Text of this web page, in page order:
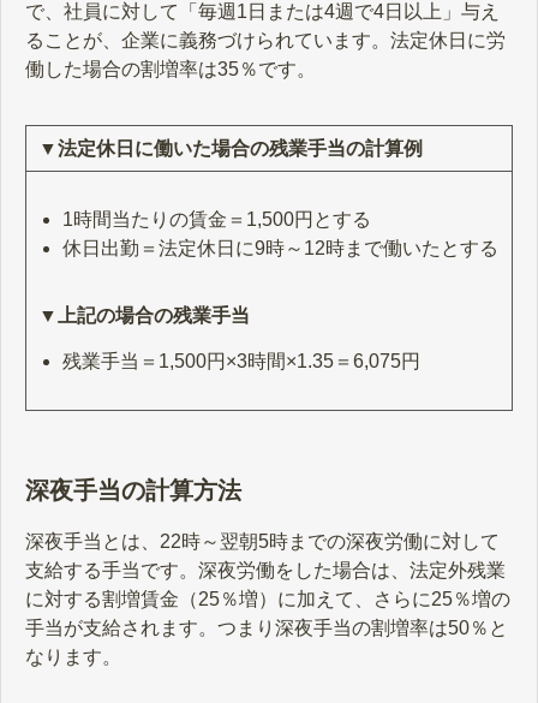
で、社員に対して「毎週1日または4週で4日以上」与え
ることが、企業に義務づけられています。法定休日に労
働した場合の割増率は35％です。
▼法定休日に働いた場合の残業手当の計算例
1時間当たりの賃金＝1,500円とする
休日出勤＝法定休日に9時～12時まで働いたとする
▼上記の場合の残業手当
残業手当＝1,500円×3時間×1.35＝6,075円
深夜手当の計算方法
深夜手当とは、22時～翌朝5時までの深夜労働に対して
支給する手当です。深夜労働をした場合は、法定外残業
に対する割増賃金（25％増）に加えて、さらに25％増の
手当が支給されます。つまり深夜手当の割増率は50％と
なります。